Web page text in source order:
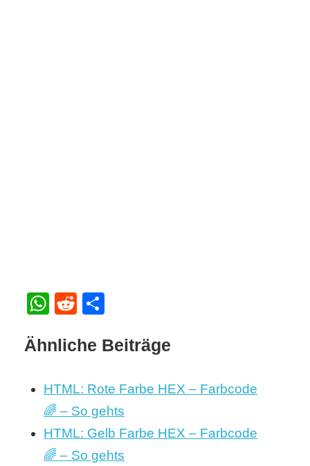
WhatsApp
Reddit
Ähnliche Beiträge
HTML: Rote Farbe HEX – Farbcode
🌈 – So gehts
HTML: Gelb Farbe HEX – Farbcode
🌈 – So gehts